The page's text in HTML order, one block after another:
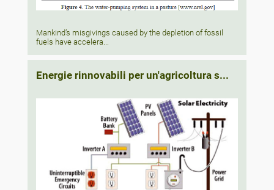
Mankind’s misgivings caused by the depletion of fossil
fuels have accelera...
Energie rinnovabili per un'agricoltura s...